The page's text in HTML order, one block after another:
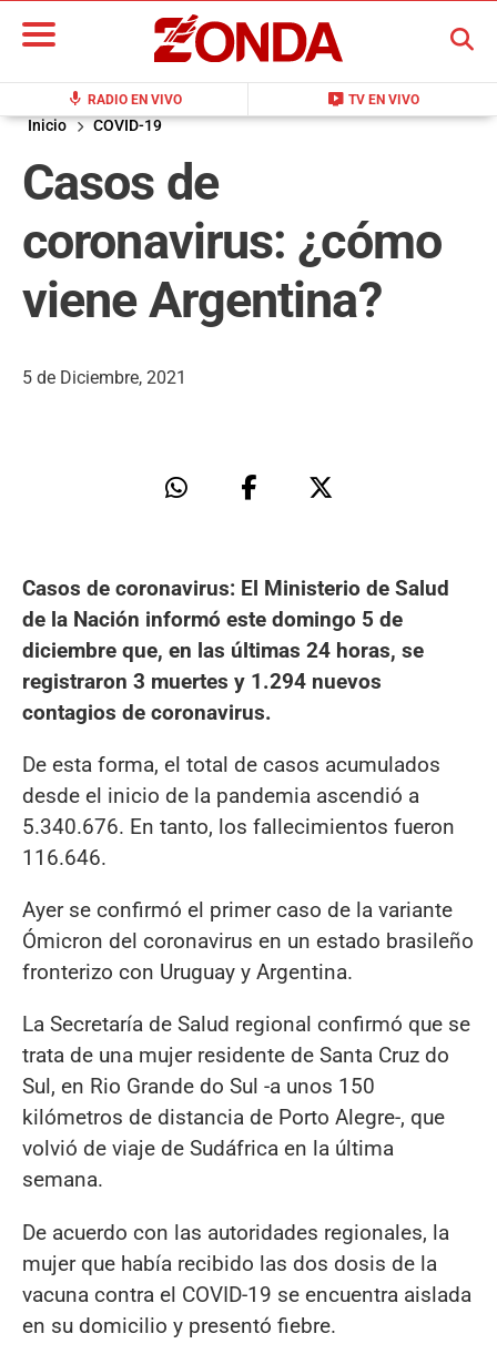
mic RADIO EN VIVO live_tv TV EN VIVO
BUSCAR
Inicio COVID-19
Casos de
coronavirus: ¿cómo
viene Argentina?
5 de Diciembre, 2021
Casos de coronavirus: El Ministerio de Salud
de la Nación informó este domingo 5 de
diciembre que, en las últimas 24 horas, se
registraron 3 muertes y 1.294 nuevos
contagios de coronavirus.
De esta forma, el total de casos acumulados
desde el inicio de la pandemia ascendió a
5.340.676. En tanto, los fallecimientos fueron
116.646.
Ayer se confirmó el primer caso de la variante
Ómicron del coronavirus en un estado brasileño
fronterizo con Uruguay y Argentina.
La Secretaría de Salud regional confirmó que se
trata de una mujer residente de Santa Cruz do
Sul, en Rio Grande do Sul -a unos 150
kilómetros de distancia de Porto Alegre-, que
volvió de viaje de Sudáfrica en la última
semana.
De acuerdo con las autoridades regionales, la
mujer que había recibido las dos dosis de la
vacuna contra el COVID-19 se encuentra aislada
en su domicilio y presentó fiebre.